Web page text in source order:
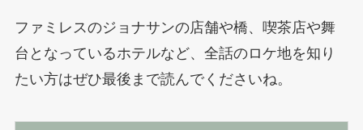
ファミレスのジョナサンの店舗や橋、喫茶店や舞
台となっているホテルなど、全話のロケ地を知り
たい方はぜひ最後まで読んでくださいね。